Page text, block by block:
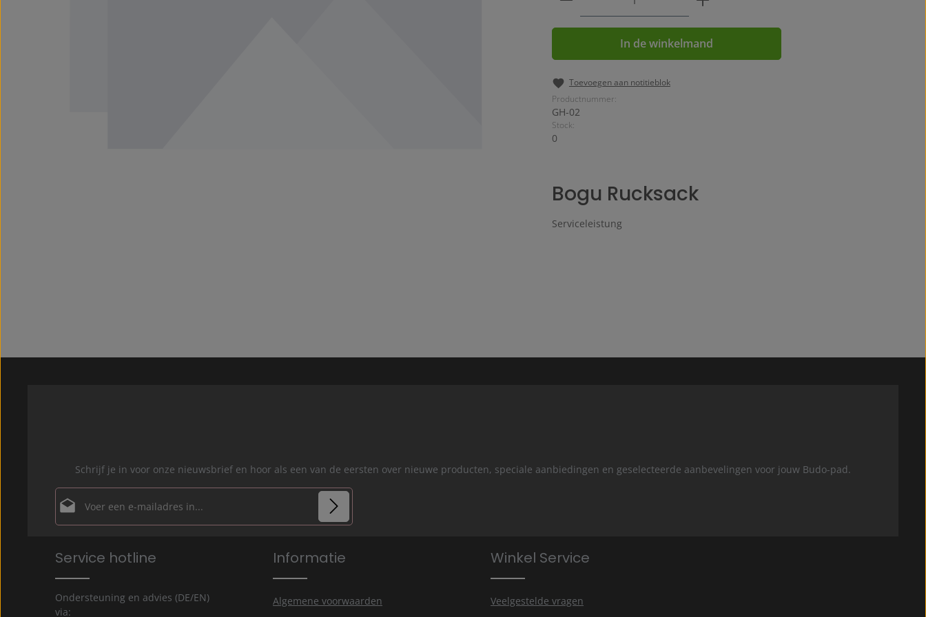
In de winkelmand
Toevoegen aan notitieblok
Productnummer:
GH-02
Stock:
0
Bogu Rucksack
Serviceleistung
Schrijf je in voor onze nieuwsbrief en hoor als een van de eersten over nieuwe producten, speciale aanbiedingen en geselecteerde aanbevelingen voor jouw Budo-pad.
E-mailadres*
Door doorgaan te selecteren, bevestigt u dat u onze
Service hotline
Ondersteuning en advies (DE/EN)
via:
Informatie
Algemene voorwaarden
Winkel Service
Veelgestelde vragen